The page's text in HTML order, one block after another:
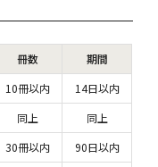
冊数
期間
10冊以内
14日以内
同上
同上
30冊以内
90日以内